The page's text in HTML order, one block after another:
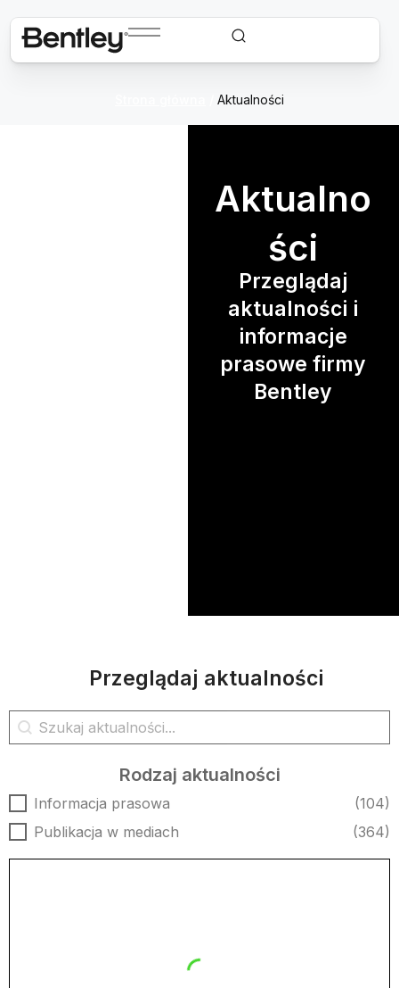
Aktualności
Aktualno
ści
Przeglądaj
aktualności i
informacje
prasowe firmy
Bentley
Przeglądaj aktualności
Wyszukiwanie aktualności
Wyszukaj treść
Rodzaj aktualności
Rodzaj aktualności
Informacja prasowa
(104)
Publikacja w mediach
(364)